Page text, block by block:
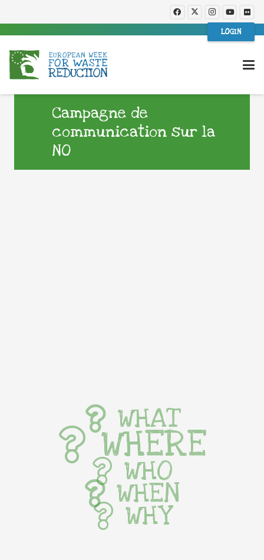
LOGIN
Campagne de
communication sur la
NO
WHAT
WHERE
WHO
WHEN
WHY